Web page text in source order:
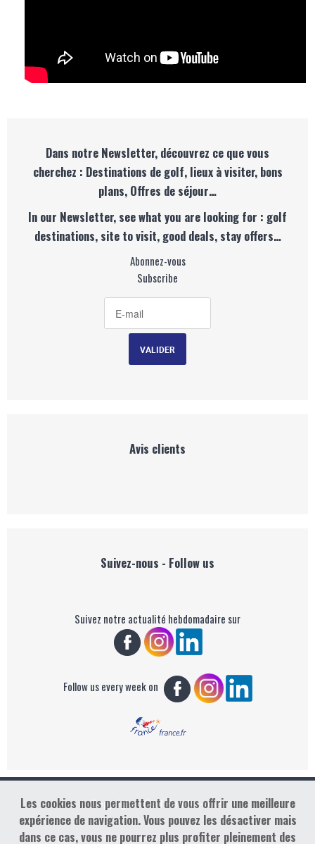
Dans notre Newsletter, découvrez ce que vous
cherchez : Destinations de golf, lieux à visiter, bons
plans, Offres de séjour…
In our Newsletter, see what you are looking for : golf
destinations, site to visit, good deals, stay offers…
Abonnez-vous
Subscribe
Avis clients
Suivez-nous - Follow us
Suivez notre actualité hebdomadaire sur
Follow us every week on
Copyright : Golf Rendez-vous
Les cookies nous permettent de vous offrir une meilleure
expérience de navigation. Vous pouvez les désactiver mais
dans ce cas, vous ne pourrez plus profiter pleinement des